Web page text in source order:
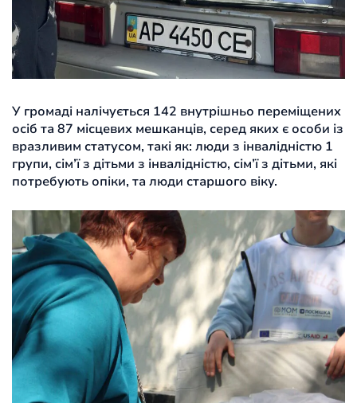
У громаді налічується 142 внутрішньо переміщених
осіб та 87 місцевих мешканців, серед яких є особи із
вразливим статусом, такі як: люди з інвалідністю 1
групи, сім’ї з дітьми з інвалідністю, сім’ї з дітьми, які
потребують опіки, та люди старшого віку.